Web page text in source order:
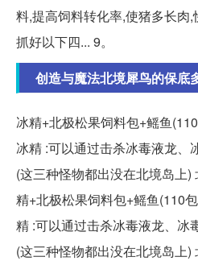
料,提高饲料转化率,使猪多长肉
抓好以下四... 9。
创造与魔法北境犀鸟的保底
冰精+北极松果饲料包+鳐鱼
冰精 :可以通过击杀冰毒液龙、
(这三种怪物都出没在北境岛上)
精+北极松果饲料包+鳐鱼(110
精 :可以通过击杀冰毒液龙、冰
(这三种怪物都出没在北境岛上)